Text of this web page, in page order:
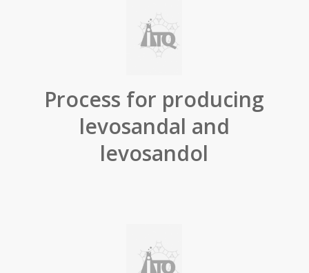
Process for producing
levosandal and
levosandol